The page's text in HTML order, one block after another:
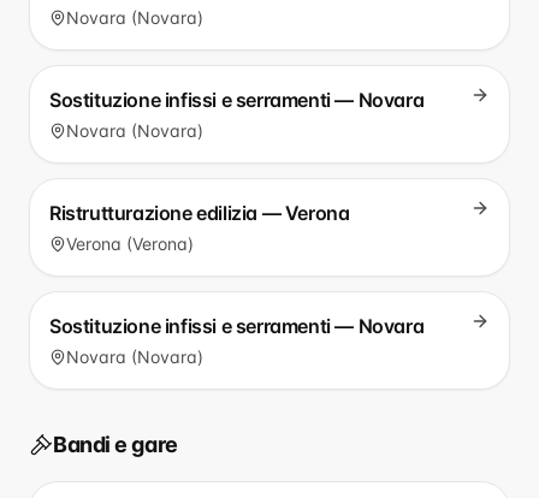
Novara (Novara)
Sostituzione infissi e serramenti — Novara
Novara (Novara)
Ristrutturazione edilizia — Verona
Verona (Verona)
Sostituzione infissi e serramenti — Novara
Novara (Novara)
Bandi e gare